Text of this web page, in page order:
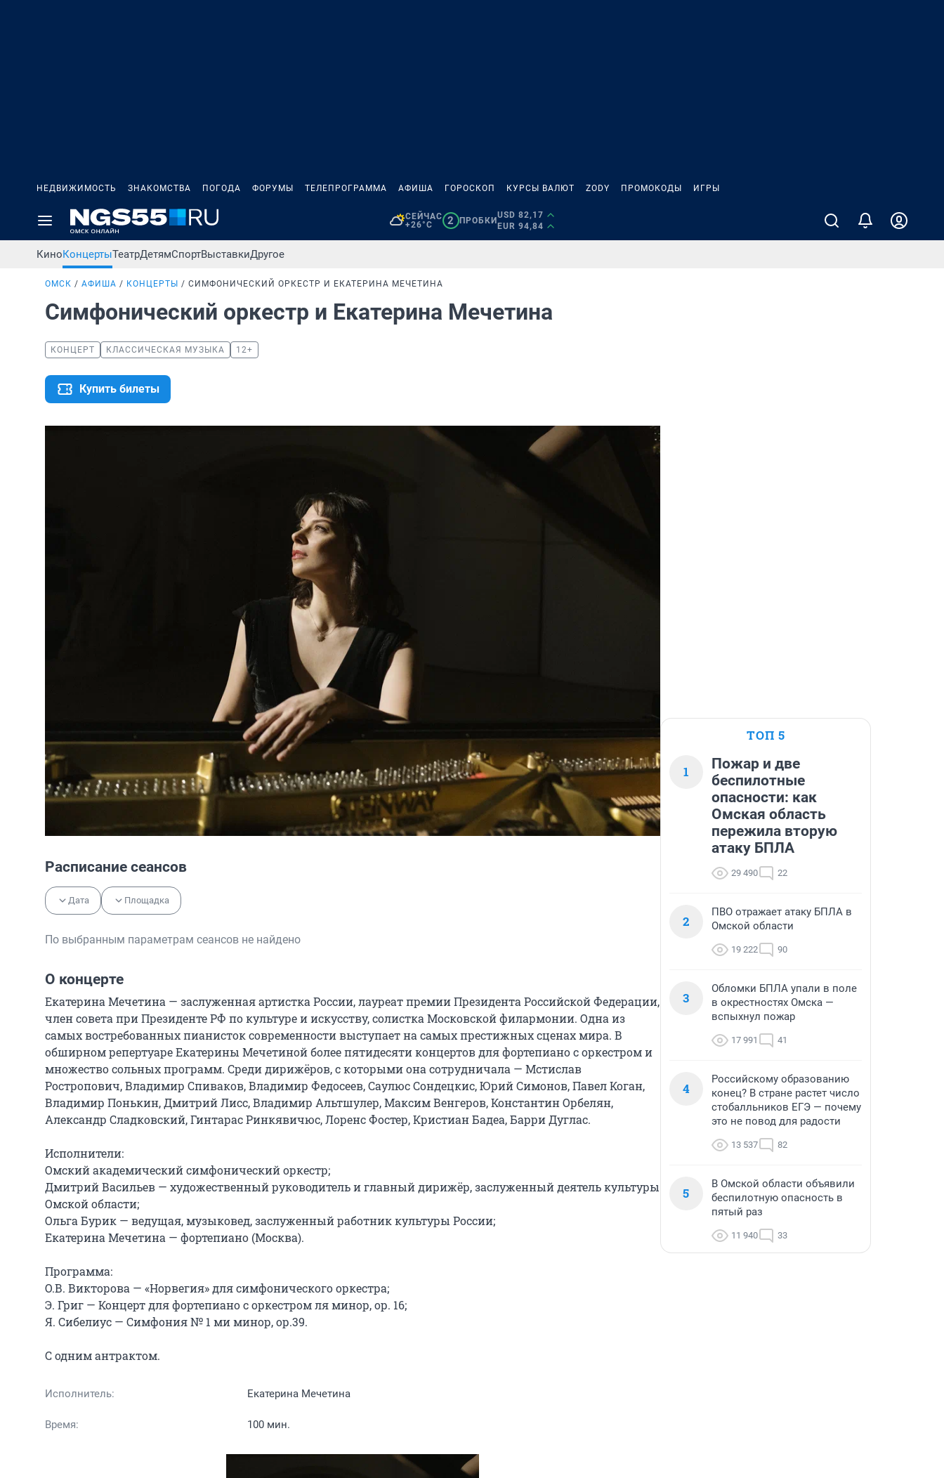
НЕДВИЖИМОСТЬ ЗНАКОМСТВА ПОГОДА ФОРУМЫ ТЕЛЕПРОГРАММА АФИША ГОРОСКОП КУРСЫ ВАЛЮТ ZODY ПРОМОКОДЫ ИГРЫ
СЕЙЧАС
+26°C
2 ПРОБКИ
USD 82,17
EUR 94,84
КиноКонцертыТеатрДетямСпортВыставкиДругое
ОМСК АФИША КОНЦЕРТЫ СИМФОНИЧЕСКИЙ ОРКЕСТР И ЕКАТЕРИНА МЕЧЕТИНА
Симфонический оркестр и Екатерина Мечетина
КОНЦЕРТ КЛАССИЧЕСКАЯ МУЗЫКА 12+
Купить билеты
Расписание сеансов
Дата Площадка
По выбранным параметрам сеансов не найдено
О концерте
Екатерина Мечетина — заслуженная артистка России, лауреат премии Президента Российской Федерации,
член совета при Президенте РФ по культуре и искусству, солистка Московской филармонии. Одна из
самых востребованных пианисток современности выступает на самых престижных сценах мира. В
обширном репертуаре Екатерины Мечетиной более пятидесяти концертов для фортепиано с оркестром и
множество сольных программ. Среди дирижёров, с которыми она сотрудничала — Мстислав
Ростропович, Владимир Спиваков, Владимир Федосеев, Саулюс Сондецкис, Юрий Симонов, Павел Коган,
Владимир Понькин, Дмитрий Лисс, Владимир Альтшулер, Максим Венгеров, Константин Орбелян,
Александр Сладковский, Гинтарас Ринкявичюс, Лоренс Фостер, Кристиан Бадеа, Барри Дуглас.
Исполнители:
Омский академический симфонический оркестр;
Дмитрий Васильев — художественный руководитель и главный дирижёр, заслуженный деятель культуры
Омской области;
Ольга Бурик — ведущая, музыковед, заслуженный работник культуры России;
Екатерина Мечетина — фортепиано (Москва).
Программа:
О.В. Викторова — «Норвегия» для симфонического оркестра;
Э. Григ — Концерт для фортепиано с оркестром ля минор, ор. 16;
Я. Сибелиус — Симфония № 1 ми минор, ор.39.
С одним антрактом.
Исполнитель: Екатерина Мечетина
Время: 100 мин.
ТОП 5
1
Пожар и две
беспилотные
опасности: как
Омская область
пережила вторую
атаку БПЛА
29 490 22
2
ПВО отражает атаку БПЛА в
Омской области
19 222 90
3
Обломки БПЛА упали в поле
в окрестностях Омска —
вспыхнул пожар
17 991 41
4
Российскому образованию
конец? В стране растет число
стобалльников ЕГЭ — почему
это не повод для радости
13 537 82
5
В Омской области объявили
беспилотную опасность в
пятый раз
11 940 33